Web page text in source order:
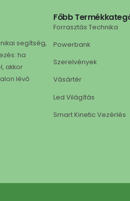
segítség,
ha
akkor
lévő
Főbb
Forrasztás Technika
Powerbank
Szerelvények
Vásártér
Led Világítás
Smart Kinetic Vezérlés